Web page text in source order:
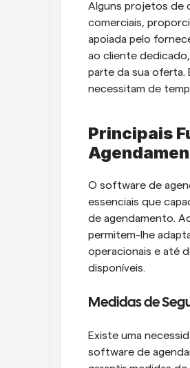
Alguns projetos de
comerciais,
apoiada pelo
ao cliente
parte da sua oferta.
necessitam de
Principais
O software de
essenciais que
de agendamento.
permitem-lhe
operacionais e até
disponíveis.
Medidas de
Existe uma
software de